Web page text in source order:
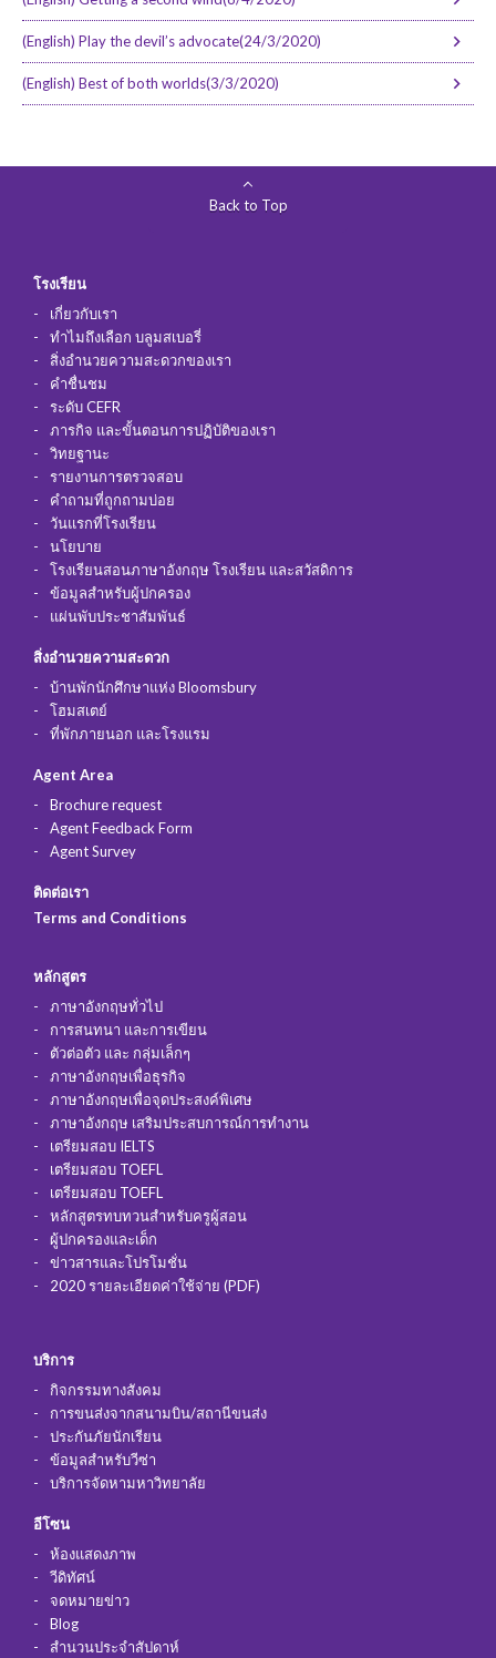
(English) Play the devil’s advocate(24/3/2020)
(English) Best of both worlds(3/3/2020)
Back to Top
โรงเรียน
เกี่ยวกับเรา
ทำไมถึงเลือก บลูมสเบอรี่
สิ่งอำนวยความสะดวกของเรา
คำชื่นชม
ระดับ CEFR
ภารกิจ และขั้นตอนการปฏิบัติของเรา
วิทยฐานะ
รายงานการตรวจสอบ
คำถามที่ถูกถามบ่อย
วันแรกที่โรงเรียน
นโยบาย
โรงเรียนสอนภาษาอังกฤษ โรงเรียน และสวัสดิการ
ข้อมูลสำหรับผู้ปกครอง
แผ่นพับประชาสัมพันธ์
สิ่งอำนวยความสะดวก
บ้านพักนักศึกษาแห่ง Bloomsbury
โฮมสเตย์
ที่พักภายนอก และโรงแรม
Agent Area
Brochure request
Agent Feedback Form
Agent Survey
ติดต่อเรา
Terms and Conditions
หลักสูตร
ภาษาอังกฤษทั่วไป
การสนทนา และการเขียน
ตัวต่อตัว และ กลุ่มเล็กๆ
ภาษาอังกฤษเพื่อธุรกิจ
ภาษาอังกฤษเพื่อจุดประสงค์พิเศษ
ภาษาอังกฤษ เสริมประสบการณ์การทำงาน
เตรียมสอบ IELTS
เตรียมสอบ TOEFL
เตรียมสอบ TOEFL
หลักสูตรทบทวนสำหรับครูผู้สอน
ผู้ปกครองและเด็ก
ข่าวสารและโปรโมชั่น
2020 รายละเอียดค่าใช้จ่าย (PDF)
บริการ
กิจกรรมทางสังคม
การขนส่งจากสนามบิน/สถานีขนส่ง
ประกันภัยนักเรียน
ข้อมูลสำหรับวีซ่า
บริการจัดหามหาวิทยาลัย
อีโซน
ห้องแสดงภาพ
วีดิทัศน์
จดหมายข่าว
Blog
สำนวนประจำสัปดาห์